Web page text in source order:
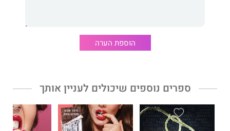
הוספת הערה
ספרים נוספים שיכולים לעניין אותך